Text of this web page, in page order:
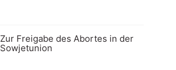
Zur Freigabe des Abortes in der
Sowjetunion